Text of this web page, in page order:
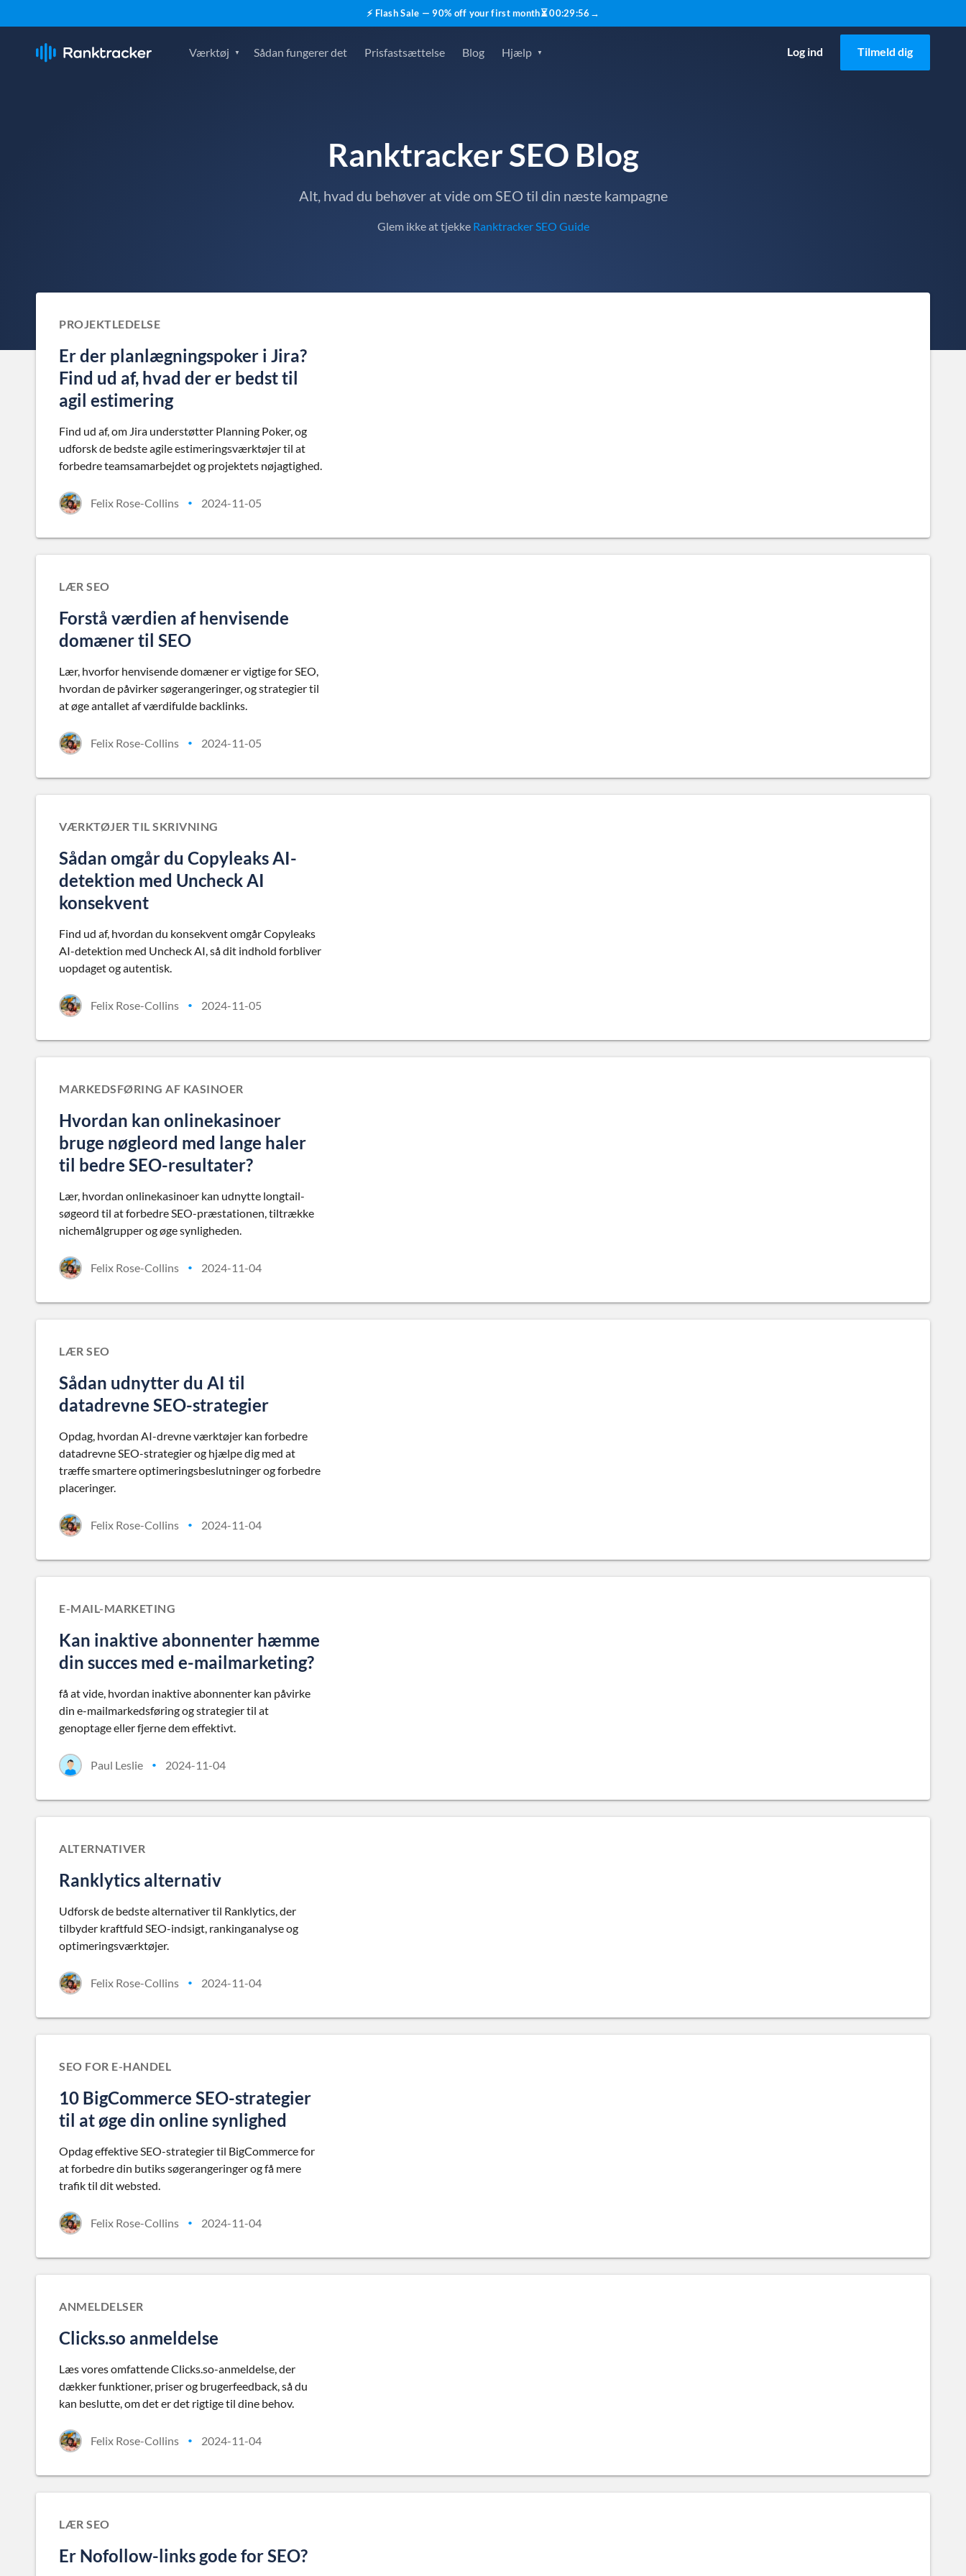
⚡ Flash Sale — 90% off your first month⏳00:29:55 →
Værktøj Sådan fungerer det Prisfastsættelse Blog Hjælp Log ind Tilmeld dig
Ranktracker SEO Blog
Alt, hvad du behøver at vide om SEO til din næste kampagne
Glem ikke at tjekke Ranktracker SEO Guide
PROJEKTLEDELSE
Er der planlægningspoker i Jira?
Find ud af, hvad der er bedst til
agil estimering
Find ud af, om Jira understøtter Planning Poker, og
udforsk de bedste agile estimeringsværktøjer til at
forbedre teamsamarbejdet og projektets nøjagtighed.
Felix Rose-Collins • 2024-11-05
LÆR SEO
Forstå værdien af henvisende
domæner til SEO
Lær, hvorfor henvisende domæner er vigtige for SEO,
hvordan de påvirker søgerangeringer, og strategier til
at øge antallet af værdifulde backlinks.
Felix Rose-Collins • 2024-11-05
VÆRKTØJER TIL SKRIVNING
Sådan omgår du Copyleaks AI-
detektion med Uncheck AI
konsekvent
Find ud af, hvordan du konsekvent omgår Copyleaks
AI-detektion med Uncheck AI, så dit indhold forbliver
uopdaget og autentisk.
Felix Rose-Collins • 2024-11-05
MARKEDSFØRING AF KASINOER
Hvordan kan onlinekasinoer
bruge nøgleord med lange haler
til bedre SEO-resultater?
Lær, hvordan onlinekasinoer kan udnytte longtail-
søgeord til at forbedre SEO-præstationen, tiltrække
nichemålgrupper og øge synligheden.
Felix Rose-Collins • 2024-11-04
LÆR SEO
Sådan udnytter du AI til
datadrevne SEO-strategier
Opdag, hvordan AI-drevne værktøjer kan forbedre
datadrevne SEO-strategier og hjælpe dig med at
træffe smartere optimeringsbeslutninger og forbedre
placeringer.
Felix Rose-Collins • 2024-11-04
E-MAIL-MARKETING
Kan inaktive abonnenter hæmme
din succes med e-mailmarketing?
få at vide, hvordan inaktive abonnenter kan påvirke
din e-mailmarkedsføring og strategier til at
genoptage eller fjerne dem effektivt.
Paul Leslie • 2024-11-04
ALTERNATIVER
Ranklytics alternativ
Udforsk de bedste alternativer til Ranklytics, der
tilbyder kraftfuld SEO-indsigt, rankinganalyse og
optimeringsværktøjer.
Felix Rose-Collins • 2024-11-04
SEO FOR E-HANDEL
10 BigCommerce SEO-strategier
til at øge din online synlighed
Opdag effektive SEO-strategier til BigCommerce for
at forbedre din butiks søgerangeringer og få mere
trafik til dit websted.
Felix Rose-Collins • 2024-11-04
ANMELDELSER
Clicks.so anmeldelse
Læs vores omfattende Clicks.so-anmeldelse, der
dækker funktioner, priser og brugerfeedback, så du
kan beslutte, om det er det rigtige til dine behov.
Felix Rose-Collins • 2024-11-04
LÆR SEO
Er Nofollow-links gode for SEO?